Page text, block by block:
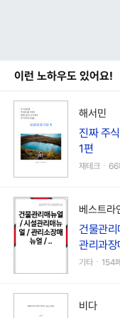
이런 노하우도 있어요!
해서민
진짜 주
1편
재테크ㆍ66
베스트라
건물관
관리과장
기타ㆍ154
비다